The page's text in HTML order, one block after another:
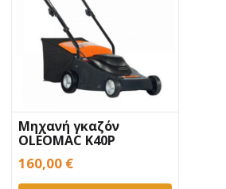
Μηχανή γκαζόν
OLEOMAC K40P
160,00 €